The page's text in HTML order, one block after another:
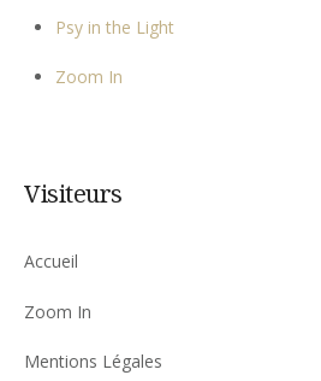
Psy in the Light
Zoom In
Visiteurs
Accueil
Zoom In
Mentions Légales